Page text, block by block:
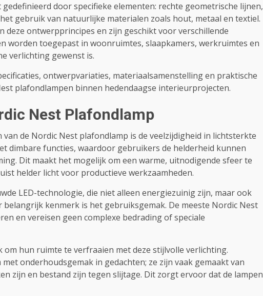
door specifieke elementen: rechte geometrische lijnen,
gebruik van natuurlijke materialen zoals hout, metaal en textiel.
ontwerpprincipes en zijn geschikt voor verschillende
worden toegepast in woonruimtes, slaapkamers, werkruimtes en
verlichting gewenst is.
ontwerpvariaties, materiaalsamenstelling en praktische
plafondlampen binnen hedendaagse interieurprojecten.
Nest Plafondlamp
van de Nordic Nest plafondlamp is de veelzijdigheid in lichtsterkte
dimbare functies, waardoor gebruikers de helderheid kunnen
Dit maakt het mogelijk om een warme, uitnodigende sfeer te
helder licht voor productieve werkzaamheden.
LED-technologie, die niet alleen energiezuinig zijn, maar ook
belangrijk kenmerk is het gebruiksgemak. De meeste Nordic Nest
en vereisen geen complexe bedrading of speciale
hun ruimte te verfraaien met deze stijlvolle verlichting.
onderhoudsgemak in gedachten; ze zijn vaak gemaakt van
zijn en bestand zijn tegen slijtage. Dit zorgt ervoor dat de lampen